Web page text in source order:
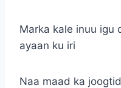
Marka kale inuu igu
ayaan ku iri
Naa maad ka